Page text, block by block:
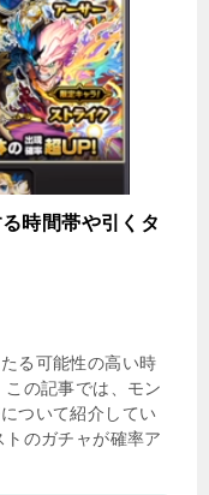
時間帯や引くタ
る可能性の高い時
の記事では、モン
ついて紹介してい
のガチャが確率ア